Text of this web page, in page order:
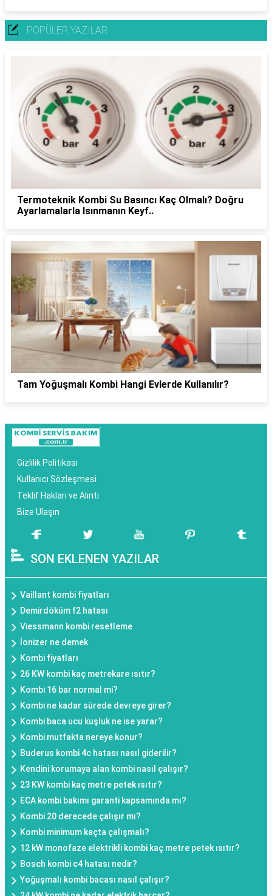
POPÜLER YAZILAR
Termoteknik Kombi Su Basıncı Kaç Olmalı? Doğru
Ayarlamalarla Isınmanın Keyf..
Tam Yoğuşmalı Kombi Hangi Evlerde Kullanılır?
Gizlilik Politikası
Kullanıcı Sözleşmesi
Teklif Hakları ve Alıntı
Bize Ulaşın
SON EKLENEN YAZILAR
Vaillant kombi fiyatları
Demirdöküm f2 hatası
Viessmann kombi resetleme
İonizer ne demek
Kombi fiyatları
26 KW kombi kaç metrekare ısıtır?
Kombi 16 bar normal mi?
Kombi ne kadar sürede devreye girer?
Kombi baca ucu kuşluk ne ise yarar?
Kombi mutfakta nereye konur?
Buderus kombi 4c hatası nasıl giderilir?
Kendini korumaya alan kombi nasıl çalışır?
23 KW kombi kaç metre petek ısıtır?
ECA kombi bakımı garanti kapsamında mı?
Kombi 20 derecede çalışır mı?
Kombi minimum kaçta çalışmalı?
12 kW monofaze elektrikli kombi kaç metre petek ısıtır?
Bosch kombi c4 hatası nedir?
Yoğuşmalı kombi bacası nasıl çalışır?